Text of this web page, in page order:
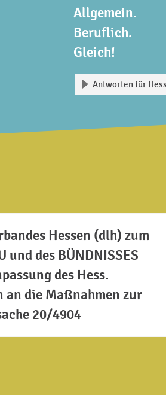
Allgemein.
Beruflich.
Gleich!
Antworten für
Hessen (dlh) zum
des BÜNDNISSES
des Hess.
an die Maßnahmen zur
20/4904